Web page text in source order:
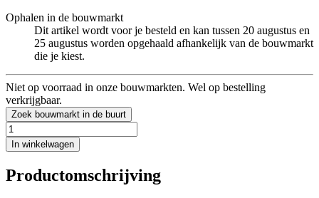
Ophalen in de bouwmarkt
Dit artikel wordt voor je besteld en kan tussen 20 augustus en
25 augustus worden opgehaald afhankelijk van de bouwmarkt
die je kiest.
Niet op voorraad in onze bouwmarkten. Wel op bestelling
verkrijgbaar.
Zoek bouwmarkt in de buurt
In winkelwagen
Productomschrijving